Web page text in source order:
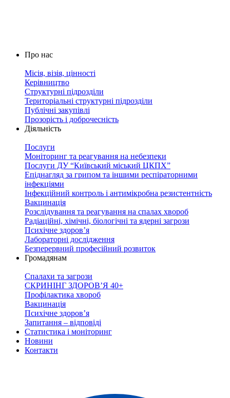
Про нас
Місія, візія, цінності
Керівництво
Структурні підрозділи
Територіальні структурні підрозділи
Публічні закупівлі
Прозорість і доброчесність
Діяльність
Послуги
Моніторинг та реагування на небезпеки
Послуги ДУ “Київський міський ЦКПХ”
Епіднагляд за грипом та іншими респіраторними
інфекціями
Інфекційний контроль і антимікробна резистентність
Вакцинація
Розслідування та реагування на спалах хвороб
Радіаційні, хімічні, біологічні та ядерні загрози
Психічне здоров’я
Лабораторні дослідження
Безперервний професійний розвиток
Громадянам
Спалахи та загрози
СКРИНІНГ ЗДОРОВʼЯ 40+
Профілактика хвороб
Вакцинація
Психічне здоров’я
Запитання – відповіді
Статистика і моніторинг
Новини
Контакти